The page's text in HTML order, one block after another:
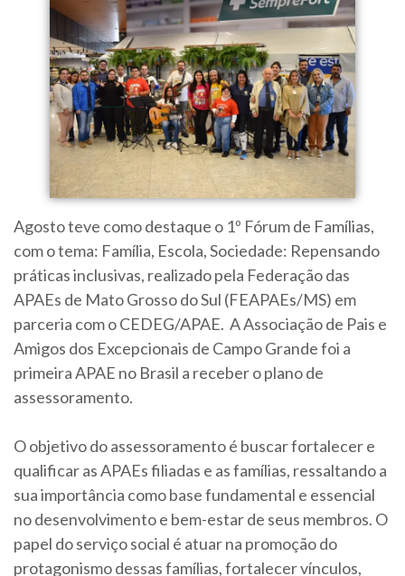
Agosto teve como destaque o 1º Fórum de Famílias,
com o tema: Família, Escola, Sociedade: Repensando
práticas inclusivas, realizado pela Federação das
APAEs de Mato Grosso do Sul (FEAPAEs/MS) em
parceria com o CEDEG/APAE. A Associação de Pais e
Amigos dos Excepcionais de Campo Grande foi a
primeira APAE no Brasil a receber o plano de
assessoramento.
O objetivo do assessoramento é buscar fortalecer e
qualificar as APAEs filiadas e as famílias, ressaltando a
sua importância como base fundamental e essencial
no desenvolvimento e bem-estar de seus membros. O
papel do serviço social é atuar na promoção do
protagonismo dessas famílias, fortalecer vínculos,